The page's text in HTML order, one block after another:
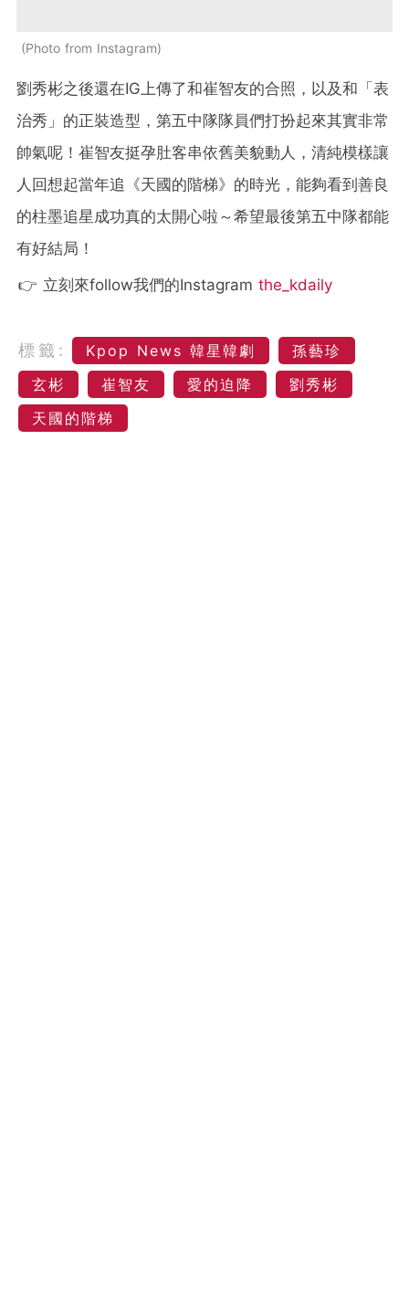
Photo from Instagram
劉秀彬之後還在IG上傳了和崔智友的合照，以及和「表
治秀」的正裝造型，第五中隊隊員們打扮起來其實非常
帥氣呢！崔智友挺孕肚客串依舊美貌動人，清純模樣讓
人回想起當年追《天國的階梯》的時光，能夠看到善良
的柱墨追星成功真的太開心啦～希望最後第五中隊都能
有好結局！
👉 立刻來follow我們的Instagram the_kdaily
標籤: Kpop News 韓星韓劇
孫藝珍
玄彬
崔智友 愛的迫降
劉秀彬
天國的階梯